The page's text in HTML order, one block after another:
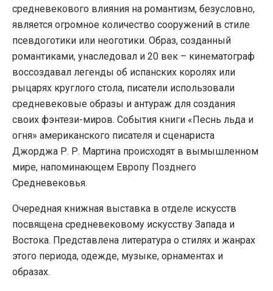
средневекового влияния на романтизм, безусловно,
является огромное количество сооружений в стиле
псевдоготики или неоготики. Образ, созданный
романтиками, унаследовал и 20 век – кинематограф
воссоздавал легенды об испанских королях или
рыцарях круглого стола, писатели использовали
средневековые образы и антураж для создания
своих фэнтези-миров. События книги «Песнь льда и
огня» американского писателя и сценариста
Джорджа Р. Р. Мартина происходят в вымышленном
мире, напоминающем Европу Позднего
Средневековья.
Очередная книжная выставка в отделе искусств
посвящена средневековому искусству Запада и
Востока. Представлена литература о стилях и жанрах
этого периода, одежде, музыке, орнаментах и
образах.